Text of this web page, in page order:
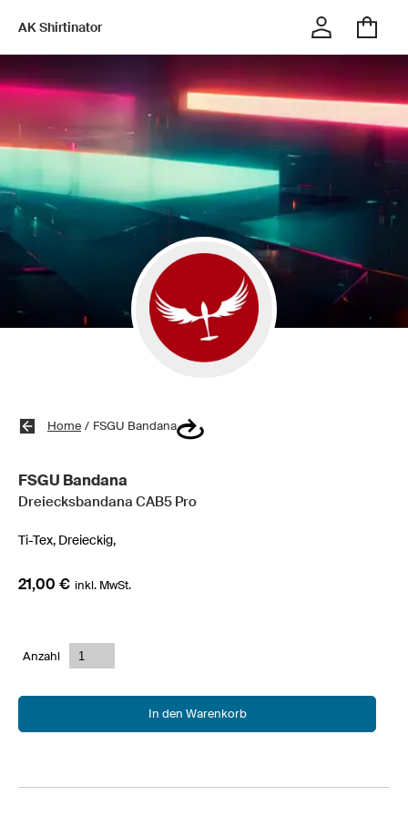
AK Shirtinator
Home / FSGU Bandana
FSGU Bandana
Dreiecksbandana CAB5 Pro
Ti-Tex, Dreieckig,
21,00 € inkl. MwSt.
Anzahl
In den Warenkorb